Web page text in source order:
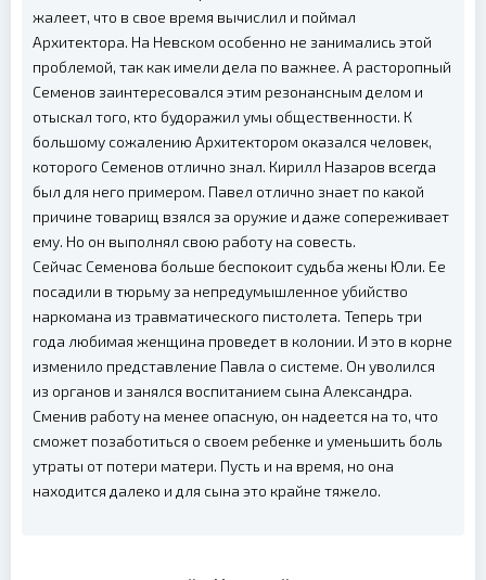
жалеет, что в свое время вычислил и поймал
Архитектора. На Невском особенно не занимались этой
проблемой, так как имели дела по важнее. А расторопный
Семенов заинтересовался этим резонансным делом и
отыскал того, кто будоражил умы общественности. К
большому сожалению Архитектором оказался человек,
которого Семенов отлично знал. Кирилл Назаров всегда
был для него примером. Павел отлично знает по какой
причине товарищ взялся за оружие и даже сопереживает
ему. Но он выполнял свою работу на совесть.
Сейчас Семенова больше беспокоит судьба жены Юли. Ее
посадили в тюрьму за непредумышленное убийство
наркомана из травматического пистолета. Теперь три
года любимая женщина проведет в колонии. И это в корне
изменило представление Павла о системе. Он уволился
из органов и занялся воспитанием сына Александра.
Сменив работу на менее опасную, он надеется на то, что
сможет позаботиться о своем ребенке и уменьшить боль
утраты от потери матери. Пусть и на время, но она
находится далеко и для сына это крайне тяжело.